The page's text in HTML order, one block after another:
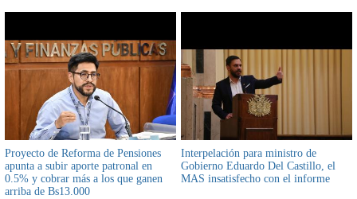
Proyecto de Reforma de Pensiones
apunta a subir aporte patronal en
0.5% y cobrar más a los que ganen
arriba de Bs13.000
Interpelación para ministro de
Gobierno Eduardo Del Castillo, el
MAS insatisfecho con el informe